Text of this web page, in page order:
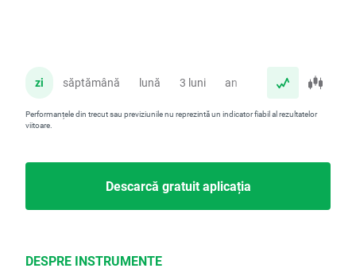
zi săptămână lună 3 luni an
Performanțele din trecut sau previziunile nu reprezintă un indicator fiabil al rezultatelor
viitoare.
Descarcă gratuit aplicația
DESPRE INSTRUMENTE